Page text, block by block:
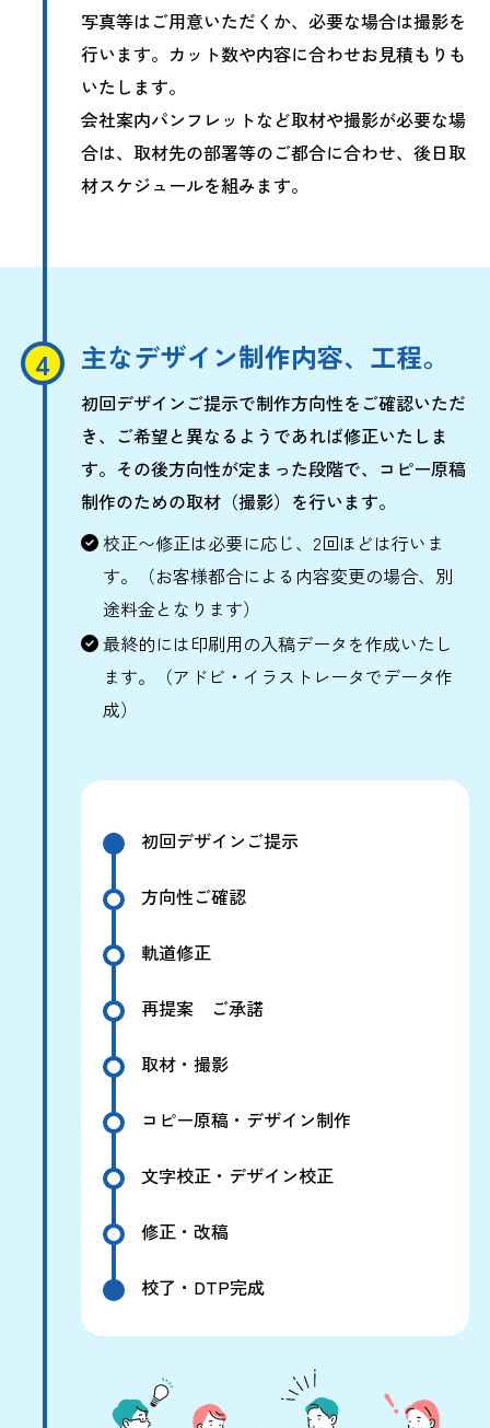
写真等はご用意いただくか、必要な場合は撮影を
行います。カット数や内容に合わせお見積もりも
いたします。
会社案内パンフレットなど取材や撮影が必要な場
合は、取材先の部署等のご都合に合わせ、後日取
材スケジュールを組みます。
主なデザイン制作内容、工程。
初回デザインご提示で制作方向性をご確認いただ
き、ご希望と異なるようであれば修正いたしま
す。その後方向性が定まった段階で、コピー原稿
制作のための取材（撮影）を行います。
校正〜修正は必要に応じ、2回ほどは行いま
す。（お客様都合による内容変更の場合、別
途料金となります）
最終的には印刷用の入稿データを作成いたし
ます。（アドビ・イラストレータでデータ作
成）
初回デザインご提示
方向性ご確認
軌道修正
再提案 ご承諾
取材・撮影
コピー原稿・デザイン制作
文字校正・デザイン校正
修正・改稿
校了・DTP完成